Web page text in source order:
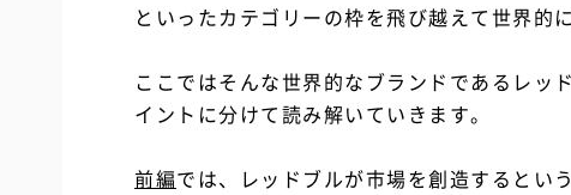
といったカテゴリーの枠を飛び越えて世界的
ここではそんな世界的なブランドであるレッ
イントに分けて読み解いていきます。
前編では、レッドブルが市場を創造するとい